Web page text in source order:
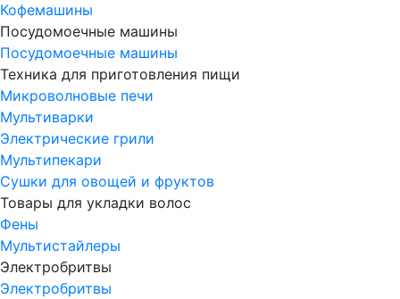
Кофемашины
Посудомоечные машины
Посудомоечные машины
Техника для приготовления пищи
Микроволновые печи
Мультиварки
Электрические грили
Мультипекари
Сушки для овощей и фруктов
Товары для укладки волос
Фены
Мультистайлеры
Электробритвы
Электробритвы